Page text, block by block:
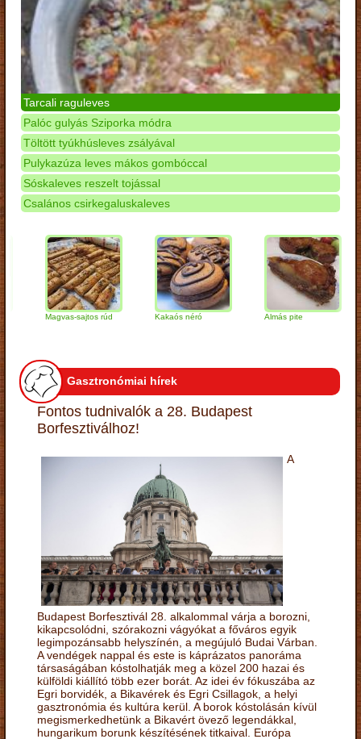
Tarcali raguleves
Palóc gulyás Sziporka módra
Töltött tyúkhúsleves zsályával
Pulykazúza leves mákos gombóccal
Sóskaleves reszelt tojással
Csalános csirkegaluskaleves
Magvas-sajtos rúd Kakaós néró Almás pite
Gasztronómiai hírek
Fontos tudnivalók a 28. Budapest
Borfesztiválhoz!
A
Budapest Borfesztivál 28. alkalommal várja a borozni,
kikapcsolódni, szórakozni vágyókat a főváros egyik
legimpozánsabb helyszínén, a megújuló Budai Várban.
A vendégek nappal és este is káprázatos panoráma
társaságában kóstolhatják meg a közel 200 hazai és
külföldi kiállító több ezer borát. Az idei év fókuszába az
Egri borvidék, a Bikavérek és Egri Csillagok, a helyi
gasztronómia és kultúra kerül. A borok kóstolásán kívül
megismerkedhetünk a Bikavért övező legendákkal,
hungarikum borunk készítésének titkaival. Európa